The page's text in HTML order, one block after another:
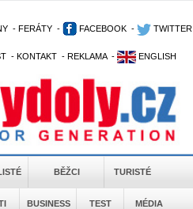
- FERÁTY - FACEBOOK - TWITTER
- KONTAKT - REKLAMA - ENGLISH
BĚŽCI TURISTÉ
BUSINESS TEST MÉDIA